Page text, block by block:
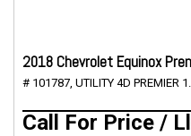
2018 Chevrolet Equinox
# 101787, UTILITY 4D PREMIER
Call For Price /